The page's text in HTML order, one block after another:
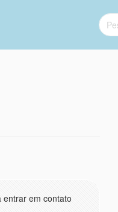
entrar em contato